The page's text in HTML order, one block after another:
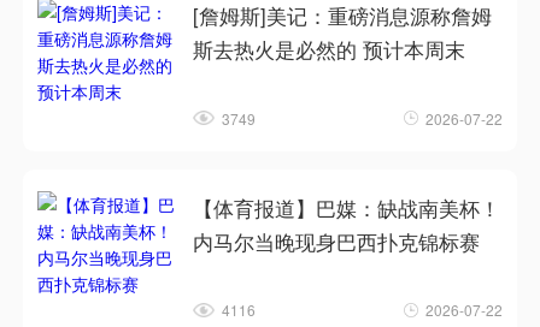
[詹姆斯]美记：重磅消息源称詹姆
斯去热火是必然的 预计本周末
3749 2026-07-22
【体育报道】巴媒：缺战南美杯！
内马尔当晚现身巴西扑克锦标赛
4116 2026-07-22